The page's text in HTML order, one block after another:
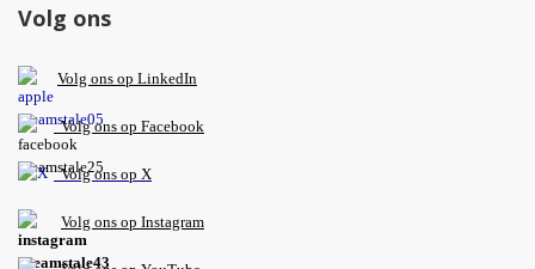
Volg ons
Volg ons op LinkedIn
Volg ons op Facebook
Volg ons op X
Volg ons op Instagram